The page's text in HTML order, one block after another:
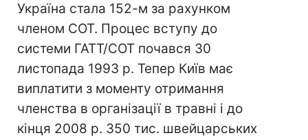
Україна стала 152-м за рахунком
членом СОТ. Процес вступу до
системи ГАТТ/СОТ почався 30
листопада 1993 р. Тепер Київ має
виплатити з моменту отримання
членства в організації в травні і до
кінця 2008 р. 350 тис. швейцарських